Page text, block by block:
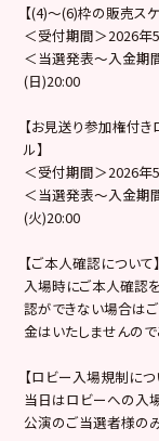
【(4)〜(6)枠の販売ス
＜受付期間＞2026年
＜当選発表～入金期
(日)20:00
【お見送り参加権付き
ル】
＜受付期間＞2026年
＜当選発表～入金期
(火)20:00
【ご本人確認について】
入場時にご本人確認
認ができない場合は
金はいたしませんので
【ロビー入場規制につ
当日はロビーへの入
公演のご当選者様の